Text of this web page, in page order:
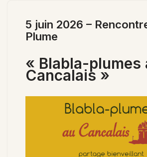
5 juin 2026 –
Plume
« Blabla-plumes
Cancalais »